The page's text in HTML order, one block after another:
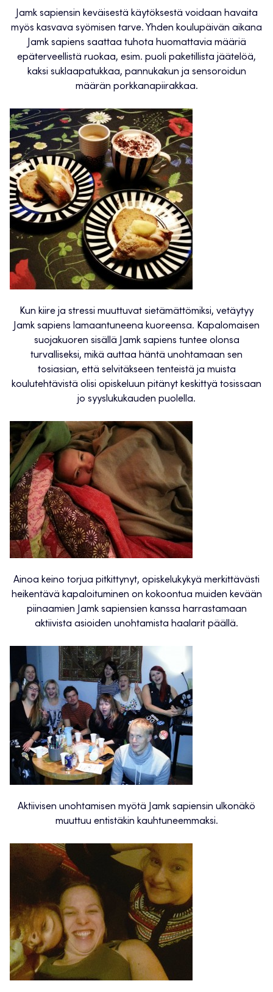
Jamk sapiensin keväisestä käytöksestä voidaan havaita
myös kasvava syömisen tarve. Yhden koulupäivän aikana
Jamk sapiens saattaa tuhota huomattavia määriä
epäterveellistä ruokaa, esim. puoli paketillista jäätelöä,
kaksi suklaapatukkaa, pannukakun ja sensoroidun
määrän porkkanapiirakkaa.
Kun kiire ja stressi muuttuvat sietämättömiksi, vetäytyy
Jamk sapiens lamaantuneena kuoreensa. Kapalomaisen
suojakuoren sisällä Jamk sapiens tuntee olonsa
turvalliseksi, mikä auttaa häntä unohtamaan sen
tosiasian, että selvitäkseen tenteistä ja muista
koulutehtävistä olisi opiskeluun pitänyt keskittyä tosissaan
jo syyslukukauden puolella.
Ainoa keino torjua pitkittynyt, opiskelukykyä merkittävästi
heikentävä kapaloituminen on kokoontua muiden kevään
piinaamien Jamk sapiensien kanssa harrastamaan
aktiivista asioiden unohtamista haalarit päällä.
Aktiivisen unohtamisen myötä Jamk sapiensin ulkonäkö
muuttuu entistäkin kauhtuneemmaksi.